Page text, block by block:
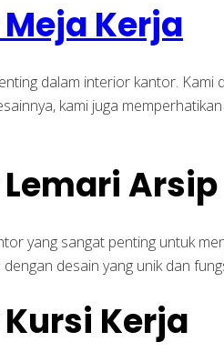
Kerja
dalam interior kantor.
kami juga
Arsip
yang sangat penting untuk
desain yang unik dan
Kerja